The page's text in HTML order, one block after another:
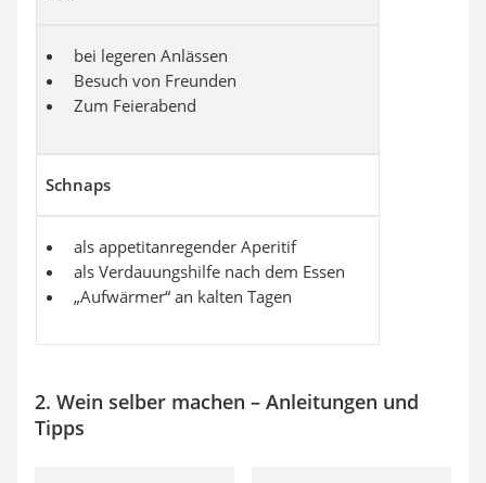
bei legeren Anlässen
Besuch von Freunden
Zum Feierabend
Schnaps
als appetitanregender Aperitif
als Verdauungshilfe nach dem Essen
„Aufwärmer“ an kalten Tagen
2. Wein selber machen – Anleitungen und
Tipps